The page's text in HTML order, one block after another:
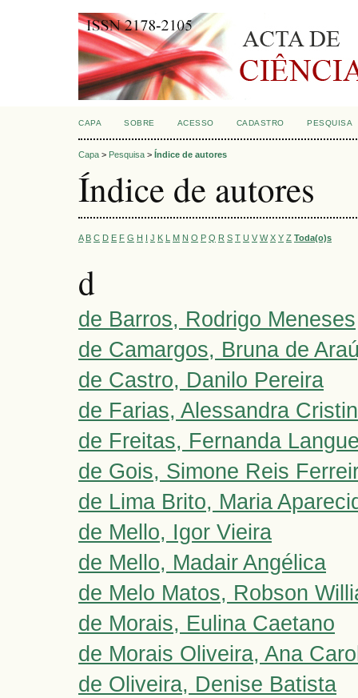
CAPA SOBRE ACESSO CADASTRO PESQUISA
Capa > Pesquisa > Índice de autores
Índice de autores
A B C D E F G H I J K L M N O P Q R S T U V W X Y Z Toda(o)s
d
de Barros, Rodrigo Meneses
de Camargos, Bruna de
de Castro, Danilo Pereira
de Farias, Alessandra
de Freitas, Fernanda
de Gois, Simone Reis
de Lima Brito, Maria
de Mello, Igor Vieira
de Mello, Madair Angélica
de Melo Matos, Robson
de Morais, Eulina Caetano
de Morais Oliveira, Ana
de Oliveira, Denise Batista